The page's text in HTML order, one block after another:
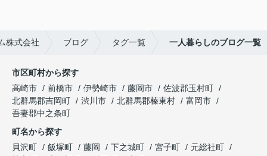
株式会社 ブログ タグ一覧 一人暮らしのブログ一覧
市区町村から探す
高崎市
前橋市 伊勢崎市 藤岡市
佐波郡玉村町
北群馬郡吉岡町
渋川市 北群馬郡榛東村
富岡市
吾妻郡中之条町
町名から探す
貝沢町
飯塚町 藤岡 下之城町 宮子町
元総社町